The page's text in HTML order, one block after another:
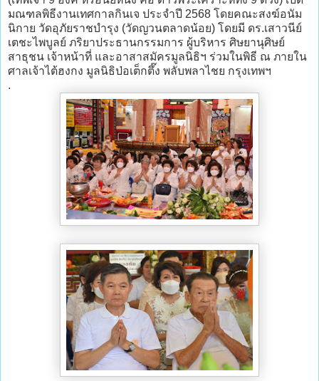
มณฑลพิธีงานเทศกาลกินเจ ประจำปี 2568 โดยคณะสงฆ์อนัม
นิกาย วัดอุภัยราชบำรุง (วัดญวนตลาดน้อย) โดยมี ดร.เสาวนีย์
เตชะไพบูลย์ ภริยาประธานกรรมการ ผู้บริหาร ศิษยานุศิษย์
สาธุชน เจ้าหน้าที่ และอาสาสมัครมูลนิธิฯ ร่วมในพิธี ณ ภายใน
ศาลเจ้าไต้ฮงกง มูลนิธิป่อเต็กตึ๊ง พลับพลาไชย กรุงเทพฯ
.